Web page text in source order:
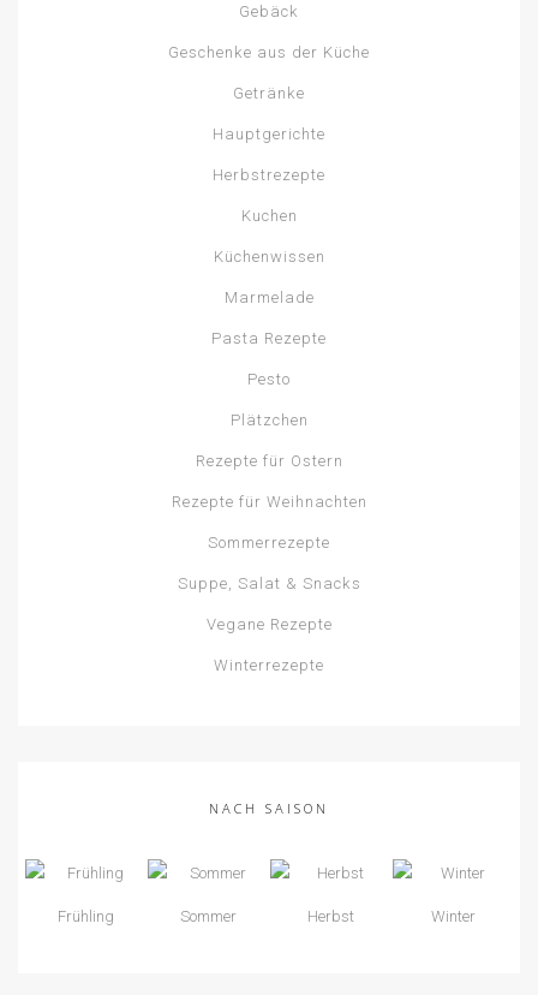
Gebäck
Geschenke aus der Küche
Getränke
Hauptgerichte
Herbstrezepte
Kuchen
Küchenwissen
Marmelade
Pasta Rezepte
Pesto
Plätzchen
Rezepte für Ostern
Rezepte für Weihnachten
Sommerrezepte
Suppe, Salat & Snacks
Vegane Rezepte
Winterrezepte
NACH SAISON
Frühling Sommer Herbst Winter